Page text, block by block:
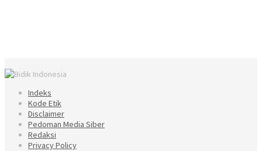
Indeks
Kode Etik
Disclaimer
Pedoman Media Siber
Redaksi
Privacy Policy